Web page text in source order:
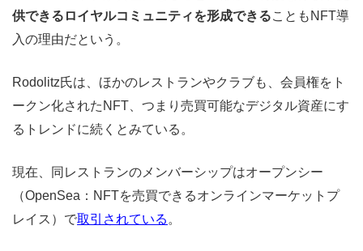
供できるロイヤルコミュニティを形成できることもNFT導
入の理由だという。
Rodolitz氏は、ほかのレストランやクラブも、会員権をト
ークン化されたNFT、つまり売買可能なデジタル資産にす
るトレンドに続くとみている。
現在、同レストランのメンバーシップはオープンシー
（OpenSea：NFTを売買できるオンラインマーケットプ
レイス）で取引されている 。